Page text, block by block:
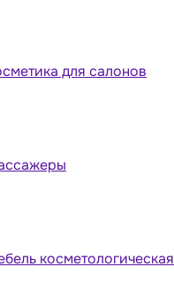
для салонов
косметологическая